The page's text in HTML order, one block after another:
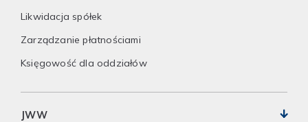
Likwidacja spółek
Zarządzanie płatnościami
Księgowość dla oddziałów
JWW